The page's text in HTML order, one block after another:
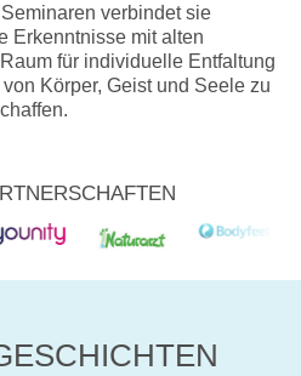
verbindet sie
Erkenntnisse mit alten
für individuelle Entfaltung
Körper, Geist und Seele zu